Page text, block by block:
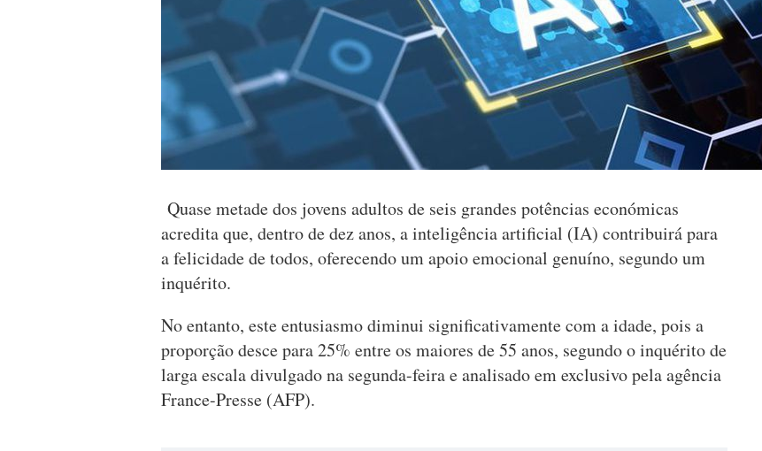
Quase metade dos jovens adultos de seis grandes potências económicas
acredita que, dentro de dez anos, a inteligência artificial (IA) contribuirá para
a felicidade de todos, oferecendo um apoio emocional genuíno, segundo um
inquérito.
No entanto, este entusiasmo diminui significativamente com a idade, pois a
proporção desce para 25% entre os maiores de 55 anos, segundo o inquérito de
larga escala divulgado na segunda-feira e analisado em exclusivo pela agência
France-Presse (AFP).